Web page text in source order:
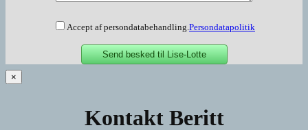
Accept af persondatabehandling. Persondatapolitik
×
Kontakt Beritt